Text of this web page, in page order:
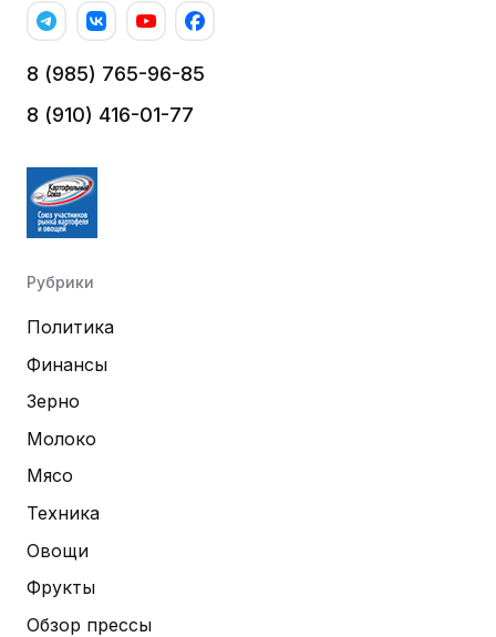
8 (985) 765-96-85
8 (910) 416-01-77
Рубрики
Политика
Финансы
Зерно
Молоко
Мясо
Техника
Овощи
Фрукты
Обзор прессы